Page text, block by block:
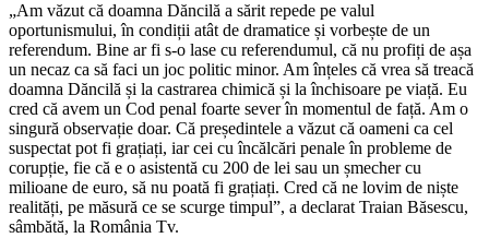
„Am văzut că doamna Dăncilă a sărit repede pe valul
oportunismului, în condiții atât de dramatice și vorbește de un
referendum. Bine ar fi s-o lase cu referendumul, că nu profiți de așa
un necaz ca să faci un joc politic minor. Am înțeles că vrea să treacă
doamna Dăncilă și la castrarea chimică și la închisoare pe viață. Eu
cred că avem un Cod penal foarte sever în momentul de față. Am o
singură observație doar. Că președintele a văzut că oameni ca cel
suspectat pot fi grațiați, iar cei cu încălcări penale în probleme de
corupție, fie că e o asistentă cu 200 de lei sau un șmecher cu
milioane de euro, să nu poată fi grațiați. Cred că ne lovim de niște
realități, pe măsură ce se scurge timpul”, a declarat Traian Băsescu,
sâmbătă, la România Tv.